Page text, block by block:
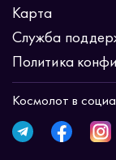
Карта
Служба
Политика
Космолот в